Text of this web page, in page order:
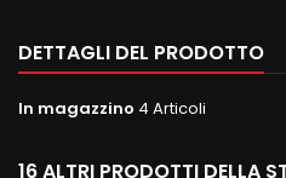
DETTAGLI DEL PRODOTTO
In magazzino 4 Articoli
16 ALTRI PRODOTTI DELLA